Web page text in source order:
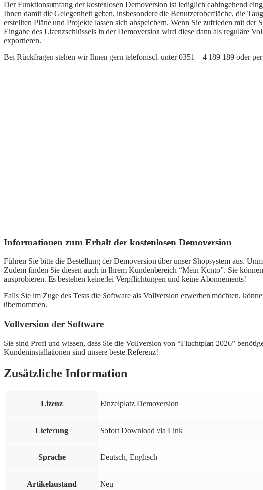
Der Funktionsumfang der kostenlosen Demoversion ist lediglich dahingehend
Ihnen damit die Gelegenheit geben, insbesondere die Benutzeroberfläche, die
erstellten Pläne und Projekte lassen sich abspeichern. Wenn Sie zufrieden mit
Eingabe des Lizenzschlüssels in der Demoversion wird diese dann als reguläre
exportieren.
Bei Rückfragen stehen wir Ihnen gern telefonisch unter 0351 – 4 189 189 oder
Informationen zum Erhalt der kostenlosen Demoversion
Führen Sie bitte die Bestellung der Demoversion über unser Shopsystem aus.
Zudem finden Sie diesen auch in Ihrem Kundenbereich “Mein Konto”. Sie
ausprobieren. Es bestehen keinerlei Verpflichtungen und keine Abonnements!
Falls Sie im Zuge des Tests die Software als Vollversion erwerben möchten,
übernommen.
Vollversion der Software
Sie sind Profi und wissen, dass Sie die Vollversion von “Fluchtplan 2026”
Kundeninstallationen sind unsere beste Referenz!
Zusätzliche Information
Lizenz Einzelplatz Demoversion
Lieferung Sofort Download via Link
Sprache Deutsch, Englisch
Artikelzustand Neu